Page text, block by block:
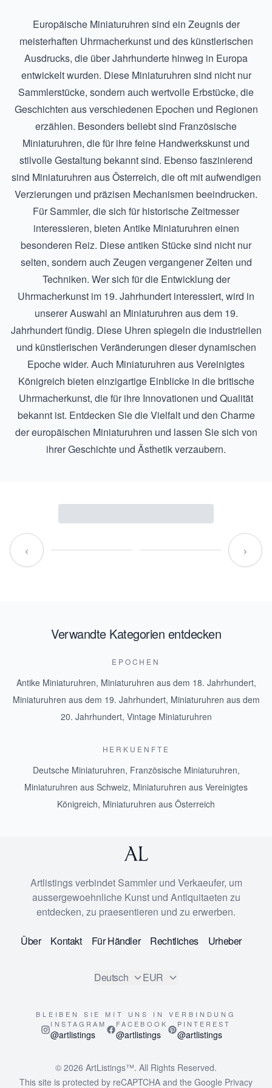
Europäische Miniaturuhren sind ein Zeugnis der
meisterhaften Uhrmacherkunst und des künstlerischen
Ausdrucks, die über Jahrhunderte hinweg in Europa
entwickelt wurden. Diese Miniaturuhren sind nicht nur
Sammlerstücke, sondern auch wertvolle Erbstücke, die
Geschichten aus verschiedenen Epochen und Regionen
erzählen. Besonders beliebt sind Französische
Miniaturuhren, die für ihre feine Handwerkskunst und
stilvolle Gestaltung bekannt sind. Ebenso faszinierend
sind Miniaturuhren aus Österreich, die oft mit aufwendigen
Verzierungen und präzisen Mechanismen beeindrucken.
Für Sammler, die sich für historische Zeitmesser
interessieren, bieten Antike Miniaturuhren einen
besonderen Reiz. Diese antiken Stücke sind nicht nur
selten, sondern auch Zeugen vergangener Zeiten und
Techniken. Wer sich für die Entwicklung der
Uhrmacherkunst im 19. Jahrhundert interessiert, wird in
unserer Auswahl an Miniaturuhren aus dem 19.
Jahrhundertfündig. Diese Uhren spiegeln die industriellen
und künstlerischen Veränderungen dieser dynamischen
Epoche wider. Auch Miniaturuhren aus Vereinigtes
Königreich bieten einzigartige Einblicke in die britische
Uhrmacherkunst, die für ihre Innovationen und Qualität
bekannt ist. Entdecken Sie die Vielfalt und den Charme
der europäischen Miniaturuhren und lassen Sie sich von
ihrer Geschichte und Ästhetik verzaubern.
‹ ›
Verwandte Kategorien entdecken
EPOCHEN
Antike Miniaturuhren, Miniaturuhren aus dem 18. Jahrhundert,
Miniaturuhren aus dem 19. Jahrhundert, Miniaturuhren aus dem
20. Jahrhundert, Vintage Miniaturuhren
HERKUENFTE
Deutsche Miniaturuhren, Französische Miniaturuhren,
Miniaturuhren aus Schweiz, Miniaturuhren aus Vereinigtes
Königreich, Miniaturuhren aus Österreich
Artlistings verbindet Sammler und Verkaeufer, um
aussergewoehnliche Kunst und Antiquitaeten zu
entdecken, zu praesentieren und zu erwerben.
Über Kontakt Für Händler Rechtliches Urheber
Deutsch EUR
BLEIBEN SIE MIT UNS IN VERBINDUNG
INSTAGRAM
@artlistings
FACEBOOK
@artlistings
PINTEREST
@artlistings
© 2026 ArtListings™. All Rights Reserved.
This site is protected by reCAPTCHA and the Google Privacy